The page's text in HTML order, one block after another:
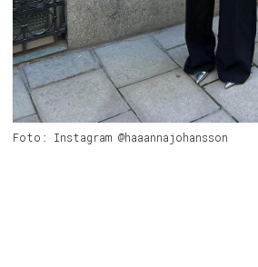
Foto: Instagram @haaannajohansson